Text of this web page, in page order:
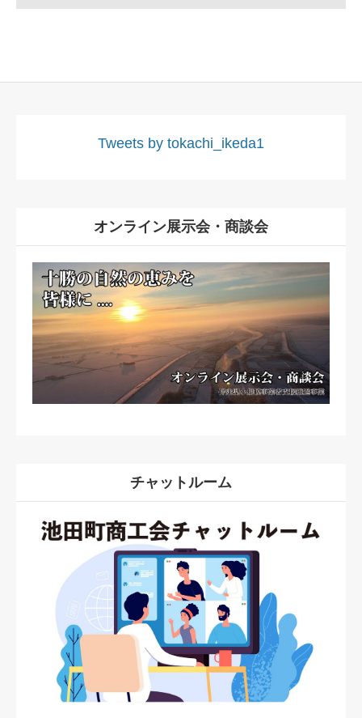
Tweets by tokachi_ikeda1
オンライン展示会・商談会
チャットルーム